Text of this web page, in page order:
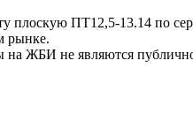
ПТ12,5-13.14 по
рынке.
на ЖБИ не являются